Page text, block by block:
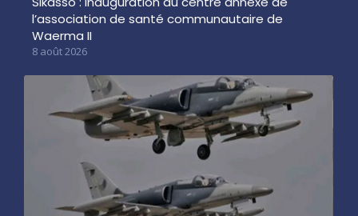
l’association de santé communautaire de
Waerma II
8 août 2026